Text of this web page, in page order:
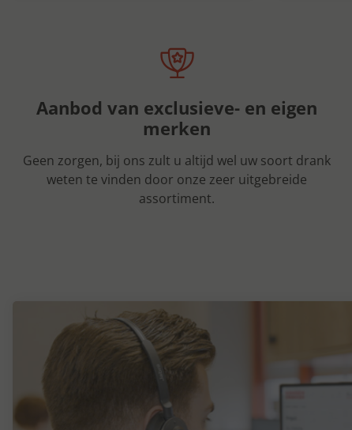
Aanbod van exclusieve- en eigen
merken
Geen zorgen, bij ons zult u altijd wel uw soort drank
weten te vinden door onze zeer uitgebreide
assortiment.